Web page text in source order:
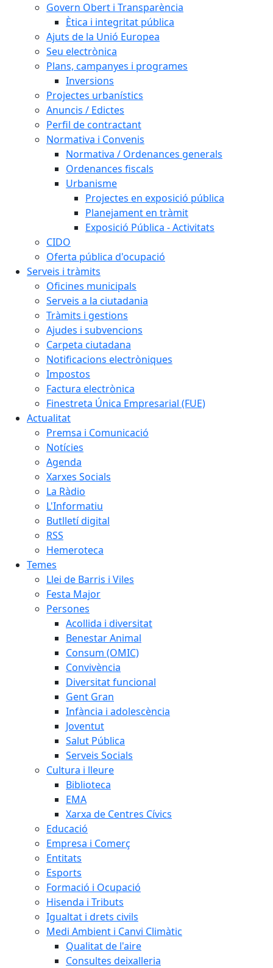
Govern Obert i Transparència
Ètica i integritat pública
Ajuts de la Unió Europea
Seu electrònica
Plans, campanyes i programes
Inversions
Projectes urbanístics
Anuncis / Edictes
Perfil de contractant
Normativa i Convenis
Normativa / Ordenances generals
Ordenances fiscals
Urbanisme
Projectes en exposició pública
Planejament en tràmit
Exposició Pública - Activitats
CIDO
Oferta pública d'ocupació
Serveis i tràmits
Oficines municipals
Serveis a la ciutadania
Tràmits i gestions
Ajudes i subvencions
Carpeta ciutadana
Notificacions electròniques
Impostos
Factura electrònica
Finestreta Única Empresarial (FUE)
Actualitat
Premsa i Comunicació
Notícies
Agenda
Xarxes Socials
La Ràdio
L'Informatiu
Butlletí digital
RSS
Hemeroteca
Temes
Llei de Barris i Viles
Festa Major
Persones
Acollida i diversitat
Benestar Animal
Consum (OMIC)
Convivència
Diversitat funcional
Gent Gran
Infància i adolescència
Joventut
Salut Pública
Serveis Socials
Cultura i lleure
Biblioteca
EMA
Xarxa de Centres Cívics
Educació
Empresa i Comerç
Entitats
Esports
Formació i Ocupació
Hisenda i Tributs
Igualtat i drets civils
Medi Ambient i Canvi Climàtic
Qualitat de l'aire
Consultes deixalleria